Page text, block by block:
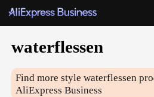
waterflessen
Find more stylewaterflessen
AliExpress Business